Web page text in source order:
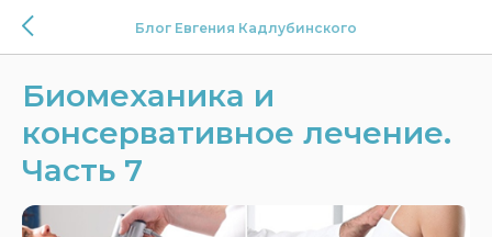
Блог Евгения Кадлубинского
Биомеханика и
консервативное лечение.
Часть 7